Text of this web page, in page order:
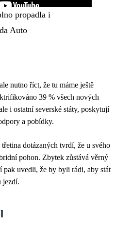
propadla i
Auto
nutno říct, že tu máme ještě
39 % všech nových
i ostatní severské státy, poskytují
a pobídky.
dotázaných tvrdí, že u svého
pohon. Zbytek zůstává věrný
pak uvedli, že by byli rádi, aby stát
jezdí.